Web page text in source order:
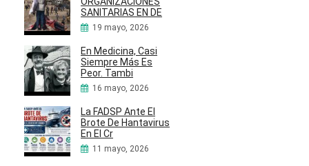
SANITARIAS EN DE
19 mayo, 2026
En Medicina, Casi
Siempre Más Es
Peor. Tambi
16 mayo, 2026
La FADSP Ante El
Brote De Hantavirus
En El Cr
11 mayo, 2026